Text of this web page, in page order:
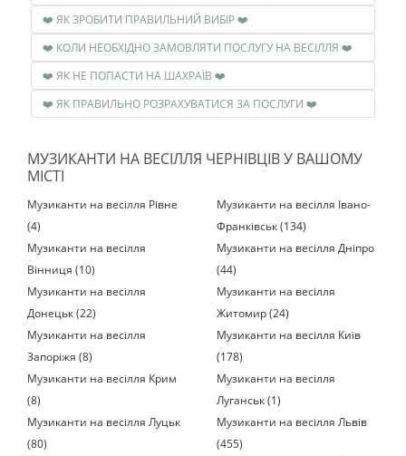
❤️ ЯК ЗРОБИТИ ПРАВИЛЬНИЙ ВИБІР ❤️
❤️ КОЛИ НЕОБХІДНО ЗАМОВЛЯТИ ПОСЛУГУ НА ВЕСІЛЛЯ ❤️
❤️ ЯК НЕ ПОПАСТИ НА ШАХРАЇВ ❤️
❤️ ЯК ПРАВИЛЬНО РОЗРАХУВАТИСЯ ЗА ПОСЛУГИ ❤️
МУЗИКАНТИ НА ВЕСІЛЛЯ ЧЕРНІВЦІВ У ВАШОМУ
МІСТІ
Музиканти на весілля Рівне
(4)
Музиканти на весілля Івано-
Франківськ (134)
Музиканти на весілля
Вінниця (10)
Музиканти на весілля Дніпро
(44)
Музиканти на весілля
Донецьк (22)
Музиканти на весілля
Житомир (24)
Музиканти на весілля
Запоріжя (8)
Музиканти на весілля Київ
(178)
Музиканти на весілля Крим
(8)
Музиканти на весілля
Луганськ (1)
Музиканти на весілля Луцьк
(80)
Музиканти на весілля Львів
(455)